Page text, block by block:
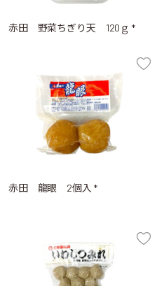
赤田 野菜ちぎり天 120ｇ *
赤田 龍眼 2個入 *